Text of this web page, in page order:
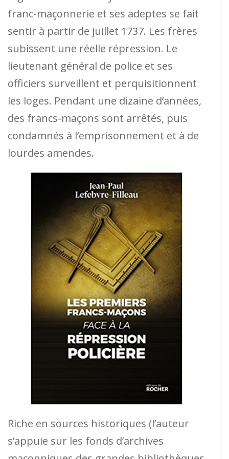
franc-maçonnerie et ses adeptes se fait
sentir à partir de juillet 1737. Les frères
subissent une réelle répression. Le
lieutenant général de police et ses
officiers surveillent et perquisitionnent
les loges. Pendant une dizaine d’années,
des francs-maçons sont arrêtés, puis
condamnés à l’emprisonnement et à de
lourdes amendes.
Riche en sources historiques (l’auteur
s’appuie sur les fonds d’archives